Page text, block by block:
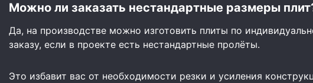
Можно ли заказать нестандартные размеры
Да, на производстве можно изготовить плиты по
заказу, если в проекте есть нестандартные пролёты.
Это избавит вас от необходимости резки и усиления